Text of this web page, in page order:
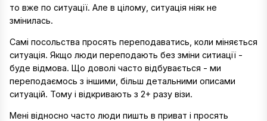
то вже по ситуації. Але в цілому, ситуація ніяк не
змінилась.
Самі посольства просять переподаватись, коли міняється
ситуація. Якщо люди переподають без зміни ситиації -
буде відмова. Що доволі часто відбувається - ми
переподаємось з іншими, більш детальними описами
ситуацій. Тому і відкривають з 2+ разу візи.
Мені відносно часто люди пишть в приват і просять